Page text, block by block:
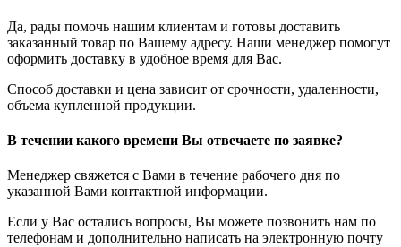
Да, рады помочь нашим клиентам и готовы доставить
заказанный товар по Вашему адресу. Наши менеджер помогут
оформить доставку в удобное время для Вас.
Способ доставки и цена зависит от срочности, удаленности,
объема купленной продукции.
В течении какого времени Вы отвечаете по заявке?
Менеджер свяжется с Вами в течение рабочего дня по
указанной Вами контактной информации.
Если у Вас остались вопросы, Вы можете позвонить нам по
телефонам и дополнительно написать на электронную почту